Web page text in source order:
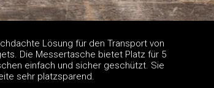
Lösung für den Transport von
Die Messertasche bietet Platz für 5
einfach und sicher geschützt. Sie
sehr platzsparend.